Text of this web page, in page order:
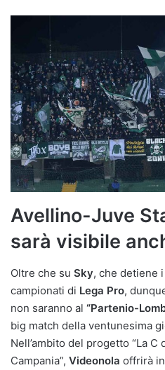
Avellino-Juve
sarà visibile
Oltre che su Sky, che detiene
campionati di Lega Pro,
non saranno al “Partenio-
big match della ventunesima
Nell’ambito del progetto “La C
Campania”, Videonola offrirà